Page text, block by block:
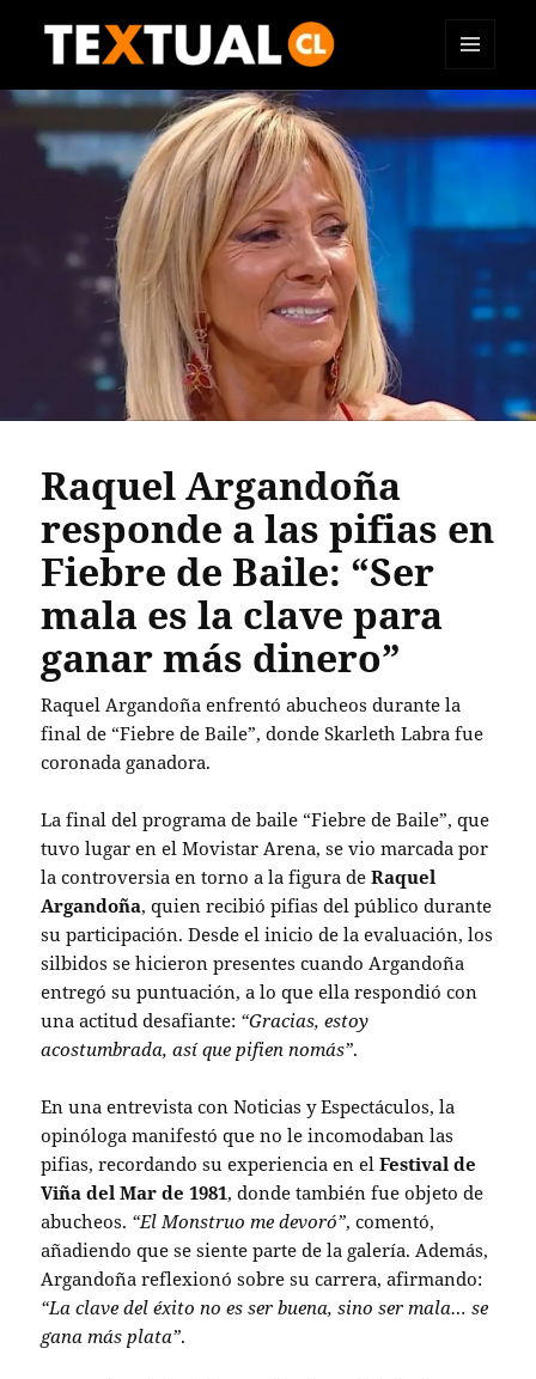
TEXTUAL
Y
WIDGETS
Raquel Argandoña
responde a las pifias en
Fiebre de Baile: “Ser
mala es la clave para
ganar más dinero”
Raquel Argandoña enfrentó abucheos durante la
final de “Fiebre de Baile”, donde Skarleth Labra fue
coronada ganadora.
La final del programa de baile “Fiebre de Baile”, que
tuvo lugar en el Movistar Arena, se vio marcada por
la controversia en torno a la figura deRaquel
Argandoña, quien recibió pifias del público durante
su participación. Desde el inicio de la evaluación, los
silbidos se hicieron presentes cuando Argandoña
entregó su puntuación, a lo que ella respondió con
una actitud desafiante: “Gracias, estoy
acostumbrada, así que pifien nomás”.
En una entrevista con Noticias y Espectáculos, la
opinóloga manifestó que no le incomodaban las
pifias, recordando su experiencia en elFestival de
Viña del Mar de 1981, donde también fue objeto de
abucheos. “El Monstruo me devoró”, comentó,
añadiendo que se siente parte de la galería. Además,
Argandoña reflexionó sobre su carrera, afirmando:
“La clave del éxito no es ser buena, sino ser mala… se
gana más plata”.